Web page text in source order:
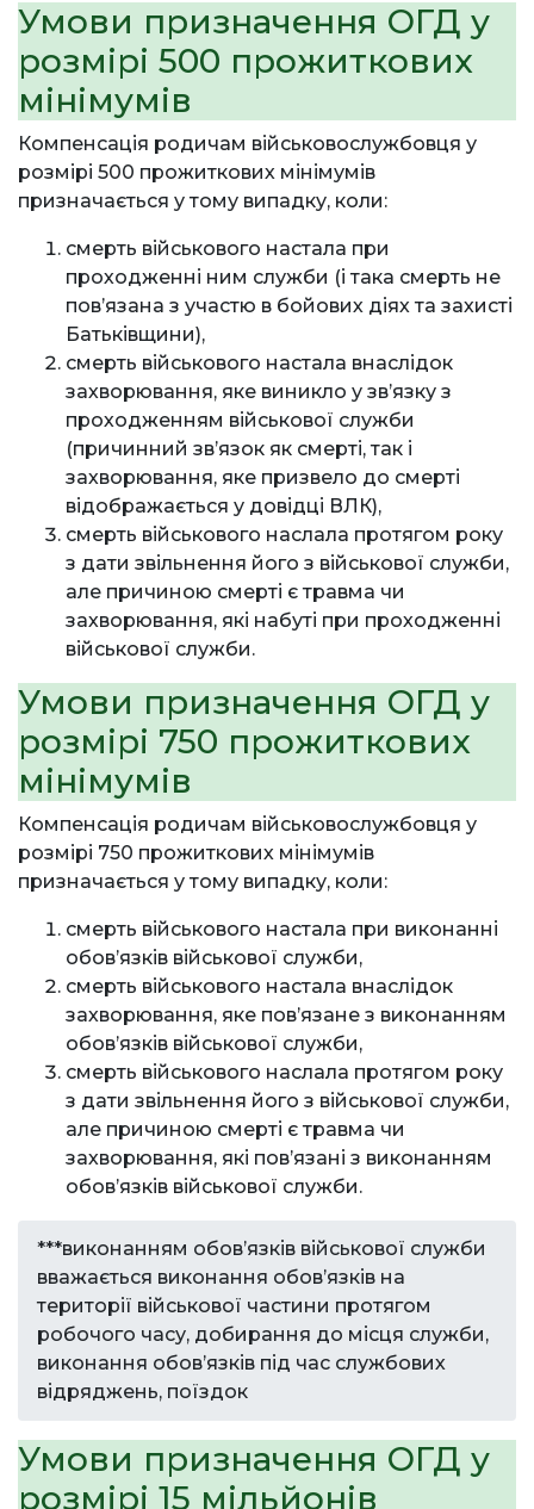
Умови призначення ОГД у
розмірі 500 прожиткових
мінімумів
Компенсація родичам військовослужбовця у
розмірі 500 прожиткових мінімумів
призначається у тому випадку, коли:
смерть військового настала при
проходженні ним служби (і така смерть не
повʼязана з участю в бойових діях та захисті
Батьківщини),
смерть військового настала внаслідок
захворювання, яке виникло у звʼязку з
проходженням військової служби
(причинний звʼязок як смерті, так і
захворювання, яке призвело до смерті
відображається у довідці ВЛК),
смерть військового наслала протягом року
з дати звільнення його з військової служби,
але причиною смерті є травма чи
захворювання, які набуті при проходженні
військової служби.
Умови призначення ОГД у
розмірі 750 прожиткових
мінімумів
Компенсація родичам військовослужбовця у
розмірі 750 прожиткових мінімумів
призначається у тому випадку, коли:
смерть військового настала при виконанні
обовʼязків військової служби,
смерть військового настала внаслідок
захворювання, яке пов’язане з виконанням
обов’язків військової служби,
смерть військового наслала протягом року
з дати звільнення його з військової служби,
але причиною смерті є травма чи
захворювання, які повʼязані з виконанням
обовʼязків військової служби.
***виконанням обовʼязків військової служби
вважається виконання обовʼязків на
території військової частини протягом
робочого часу, добирання до місця служби,
виконання обовʼязків під час службових
відряджень, поїздок
Умови призначення ОГД у
розмірі 15 мільйонів